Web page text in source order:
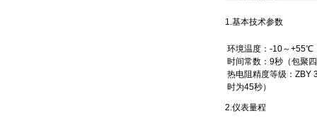
1.基本技术参数
环境温度：-10～
时间常数：9秒（包聚
热电阻精度等级：ZBY
时为45秒）
2.仪表量程